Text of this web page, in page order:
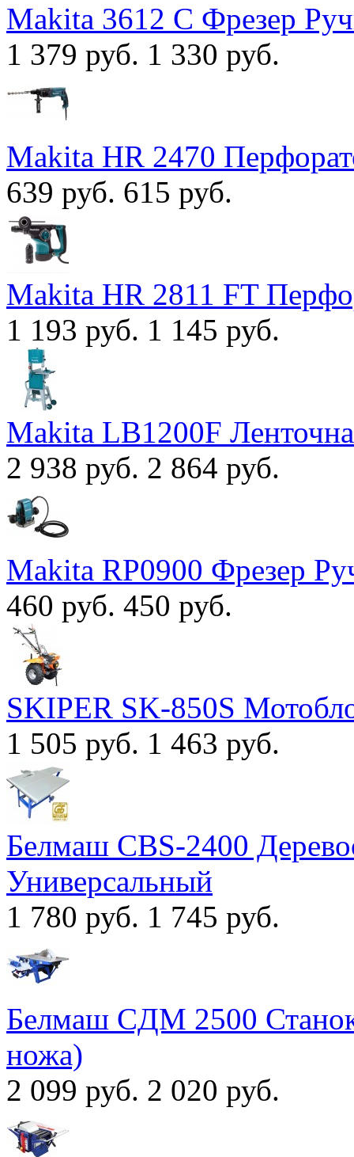
Makita 3612 С Фрезер
1 379 руб. 1 330 руб.
Makita HR 2470
639 руб. 615 руб.
Makita HR 2811 FT
1 193 руб. 1 145 руб.
Makita LB1200F
2 938 руб. 2 864 руб.
Makita RP0900 Фрезер
460 руб. 450 руб.
SKIPER SK-850S
1 505 руб. 1 463 руб.
Белмаш CBS-2400
Универсальный
1 780 руб. 1 745 руб.
Белмаш CДМ 2500
ножа)
2 099 руб. 2 020 руб.